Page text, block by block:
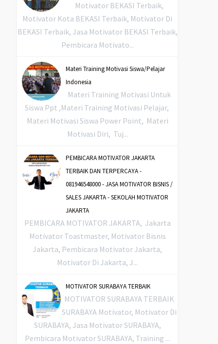
Motivator BEKASI Terbaik,
Motivator Kota BEKASI Terbaik, Motivator Di
BEKASI Terbaik, Jasa Motivator BEKASI Terbaik,
Pembicara Motivato...
Materi Training Motivasi Siswa/Pelajar
Indonesia
Materi Training Motivasi Untuk
Siswa Ppt ,Materi Training Motivasi Pelajar,
Materi Motivasi Siswa Power Point, Materi
Motivasi Diri, Tuj...
PEMBICARA MOTIVATOR JAKARTA
TERBAIK DAN TERPERCAYA -
081946548000 - JASA MOTIVATOR BISNIS /
SALES JAKARTA - SEKOLAH MOTIVATOR
JAKARTA
PEMBICARA MOTIVATOR JAKARTA, Jakarta
Motivator Toastmaster, Motivator Bisnis
Jakarta, Pembicara Motivator Jakarta,
Motivator Di Jakarta, J...
MOTIVATOR SURABAYA TERBAIK
MOTIVATOR SURABAYA TERBAIK
SURABAYA Motivator, Motivator Di
SURABAYA, Jasa Motivator SURABAYA,
Pembicara Motivator SURABAYA, Training ...